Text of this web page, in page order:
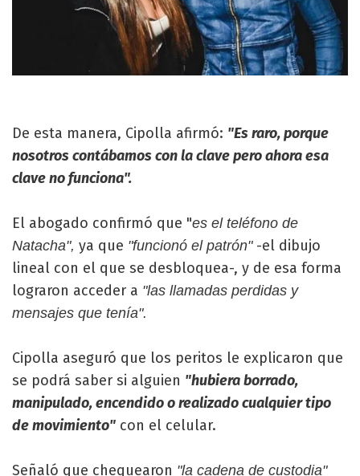
De esta manera, Cipolla afirmó: "Es raro, porque
nosotros contábamos con la clave pero ahora esa
clave no funciona".
El abogado confirmó que "es el teléfono de
Natacha", ya que "funcionó el patrón"-el dibujo
lineal con el que se desbloquea-, y de esa forma
lograron acceder a "las llamadas perdidas y
mensajes que tenía".
Cipolla aseguró que los peritos le explicaron que
se podrá saber si alguien "hubiera borrado,
manipulado, encendido o realizado cualquier tipo
de movimiento" con el celular.
Señaló que chequearon "la cadena de custodia"